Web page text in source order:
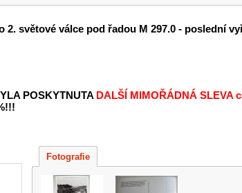
světové válce pod řadou M 297.0 - poslední
POSKYTNUTA DALŠÍ MIMOŘÁDNÁ SLEVA
Fotografie